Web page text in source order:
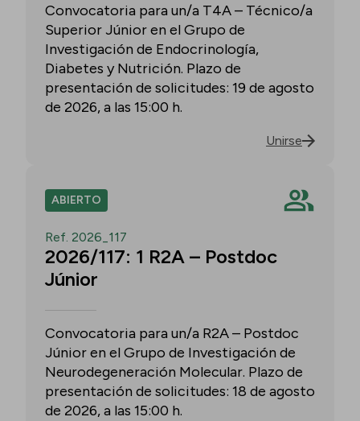
Convocatoria para un/a T4A – Técnico/a
Superior Júnior en el Grupo de
Investigación de Endocrinología,
Diabetes y Nutrición. Plazo de
presentación de solicitudes: 19 de agosto
de 2026, a las 15:00 h.
Unirse
ABIERTO
Ref. 2026_117
2026/117: 1 R2A – Postdoc
Júnior
Convocatoria para un/a R2A – Postdoc
Júnior en el Grupo de Investigación de
Neurodegeneración Molecular. Plazo de
presentación de solicitudes: 18 de agosto
de 2026, a las 15:00 h.